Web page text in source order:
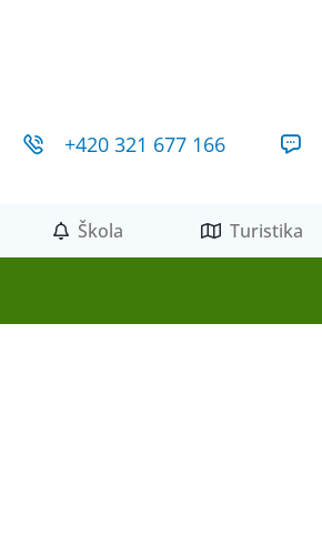
+420 321 677 166
Škola Turistika